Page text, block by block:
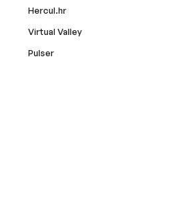
Hercul.hr
Virtual Valley
Pulser